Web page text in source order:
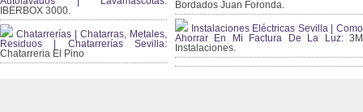
IBERBOX 3000.
Chatarrerías | Chatarras, Metales,
Residuos | Chatarrerías Sevilla:
Chatarreria El Pino
Bordados Juan Foronda.
Instalaciones Eléctricas Sevilla | Como
Ahorrar En Mi Factura De La Luz:3M
Instalaciones.